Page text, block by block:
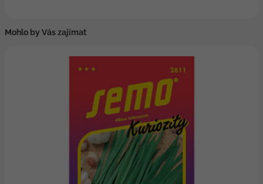
Mohlo by Vás zajímat